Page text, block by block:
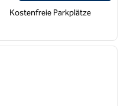
Kostenfreie Parkplätze